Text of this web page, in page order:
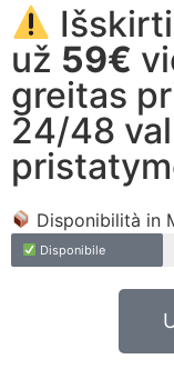
už 59€
greitas
24/48
Disponibilità in
Disponibile